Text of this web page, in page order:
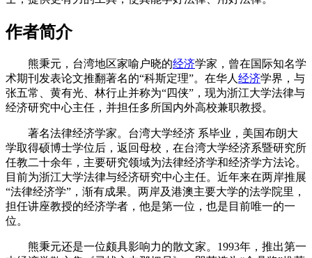
作者简介
熊秉元，台湾地区家喻户晓的经济学家，曾在国际知名学
术期刊发表论文推翻著名的“科斯定理”。在华人 经济学界，与
张五常、黄有光、林行止并称为“四侠”，现为浙江大学法律与
经济研究中心主任，并担任多所国内外高校兼职教授。
著名法律经济学家。台湾大学经济 系毕业，美国布朗大
学取得硕博士学位后，返回母校，在台湾大学经济系暨研究所
任教二十余年，主要研究领域为法律经济学和经济学方法论。
目前为浙江大学法律与经济研究中心主任。近年来在两岸推展
“法律经济学”，渐有成果。两岸及港澳主要大学的法学院里，
担任讲座教授的经济学者，他是第一位，也是目前唯一的一
位。
熊秉元还是一位颇具影响力的散文家。1993年，推出第一